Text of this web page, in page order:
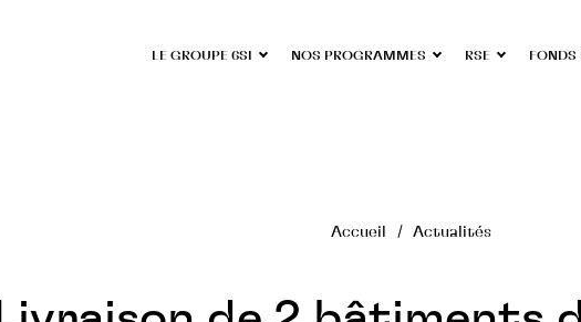
LE GROUPE 6SI NOS PROGRAMMES RSE FONDS
Accueil Actualités